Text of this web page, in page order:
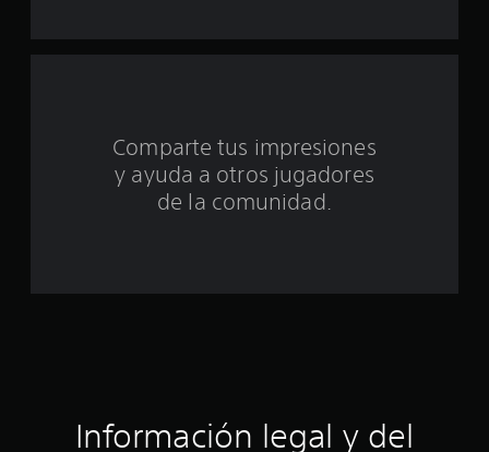
o
o
Comparte tus impresiones
y ayuda a otros jugadores
de la comunidad.
Información legal y del